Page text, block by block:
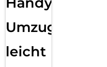
Umzug
leicht